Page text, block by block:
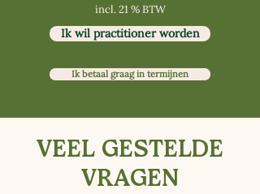
incl. 21 % BTW
Ik wil practitioner worden
Ik betaal graag in termijnen
VEEL GESTELDE
VRAGEN